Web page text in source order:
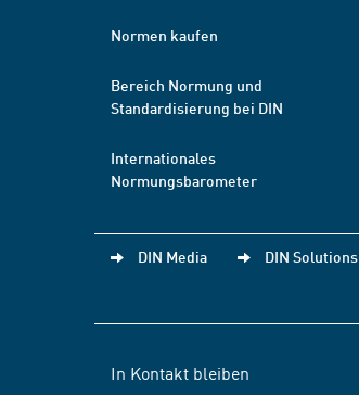
Normen kaufen
Bereich Normung und
Standardisierung bei DIN
Internationales
Normungsbarometer
DIN Media DIN Solutions
In Kontakt bleiben